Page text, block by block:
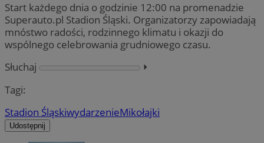
Start każdego dnia o godzinie 12:00 na promenadzie
Superauto.pl Stadion Śląski. Organizatorzy zapowiadają
mnóstwo radości, rodzinnego klimatu i okazji do
wspólnego celebrowania grudniowego czasu.
Słuchaj
⏵︎
Tagi:
Stadion ŚląskiwydarzenieMikołajki
Udostępnij